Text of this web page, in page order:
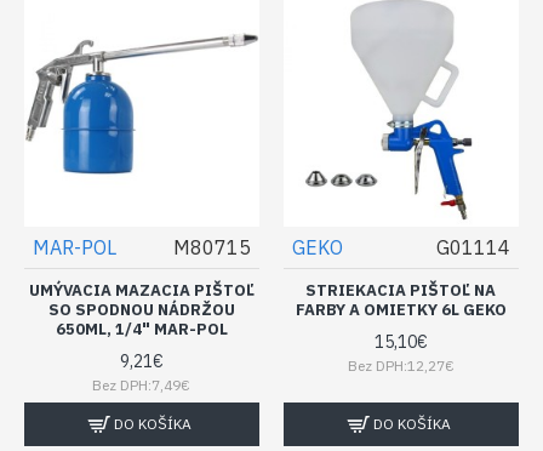
MAR-POL M80715
UMÝVACIA MAZACIA PIŠTOĽ
SO SPODNOU NÁDRŽOU
650ML, 1/4" MAR-POL
9,21€
Bez DPH:7,49€
DO KOŠÍKA
GEKO G01114
STRIEKACIA PIŠTOĽ NA
FARBY A OMIETKY 6L GEKO
15,10€
Bez DPH:12,27€
DO KOŠÍKA